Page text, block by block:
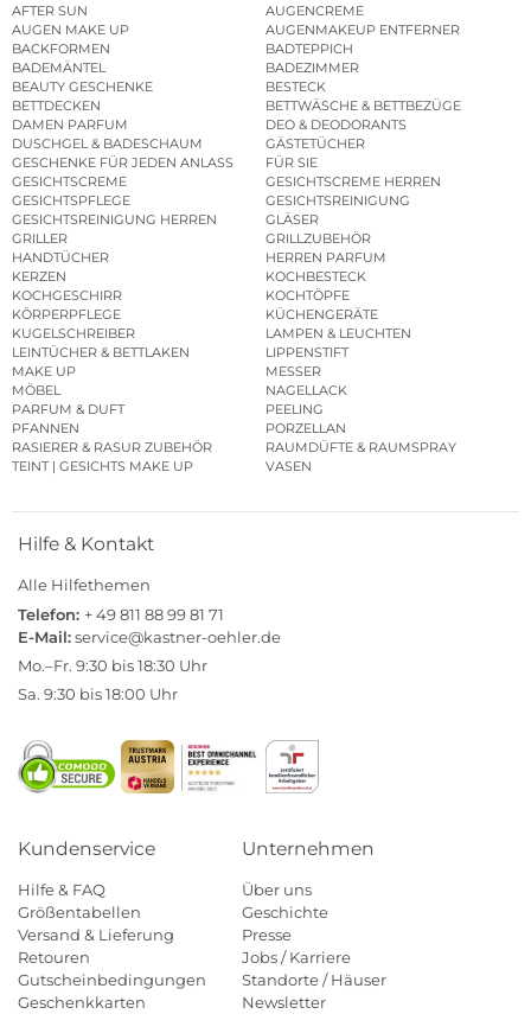
AFTER SUN
AUGENCREME
AUGEN MAKE UP
AUGENMAKEUP ENTFERNER
BACKFORMEN
BADTEPPICH
BADEMÄNTEL
BADEZIMMER
BEAUTY GESCHENKE
BESTECK
BETTDECKEN
BETTWÄSCHE & BETTBEZÜGE
DAMEN PARFUM
DEO & DEODORANTS
DUSCHGEL & BADESCHAUM
GÄSTETÜCHER
GESCHENKE FÜR JEDEN ANLASS
FÜR SIE
GESICHTSCREME
GESICHTSCREME HERREN
GESICHTSPFLEGE
GESICHTSREINIGUNG
GESICHTSREINIGUNG HERREN
GLÄSER
GRILLER
GRILLZUBEHÖR
HANDTÜCHER
HERREN PARFUM
KERZEN
KOCHBESTECK
KOCHGESCHIRR
KOCHTÖPFE
KÖRPERPFLEGE
KÜCHENGERÄTE
KUGELSCHREIBER
LAMPEN & LEUCHTEN
LEINTÜCHER & BETTLAKEN
LIPPENSTIFT
MAKE UP
MESSER
MÖBEL
NAGELLACK
PARFUM & DUFT
PEELING
PFANNEN
PORZELLAN
RASIERER & RASUR ZUBEHÖR
RAUMDÜFTE & RAUMSPRAY
TEINT | GESICHTS MAKE UP
VASEN
Hilfe & Kontakt
Alle Hilfethemen
Telefon: + 49 811 88 99 81 71
E-Mail:service@kastner-oehler.de
Mo.–Fr. 9:30 bis 18:30 Uhr
Sa. 9:30 bis 18:00 Uhr
Kundenservice
Hilfe & FAQ
Größentabellen
Versand & Lieferung
Retouren
Gutscheinbedingungen
Geschenkkarten
Unternehmen
Über uns
Geschichte
Presse
Jobs / Karriere
Standorte / Häuser
Newsletter